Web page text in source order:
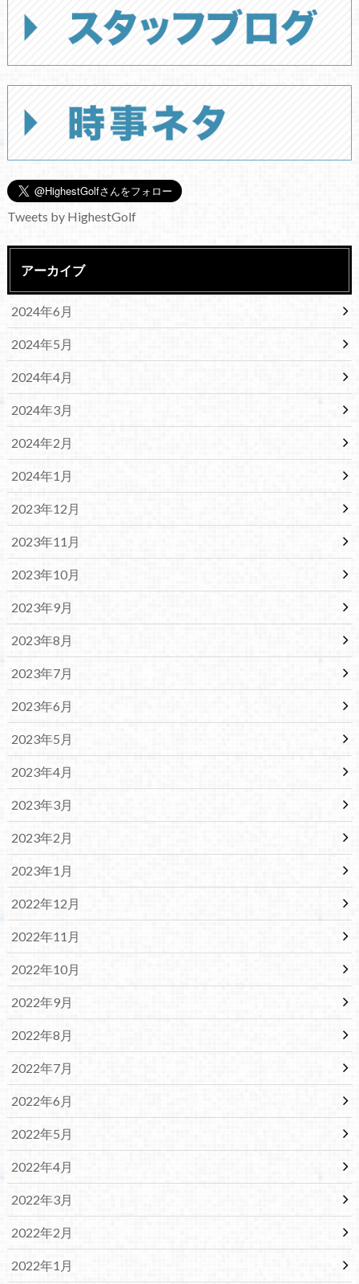
Tweets by HighestGolf
アーカイブ
2024年6月
2024年5月
2024年4月
2024年3月
2024年2月
2024年1月
2023年12月
2023年11月
2023年10月
2023年9月
2023年8月
2023年7月
2023年6月
2023年5月
2023年4月
2023年3月
2023年2月
2023年1月
2022年12月
2022年11月
2022年10月
2022年9月
2022年8月
2022年7月
2022年6月
2022年5月
2022年4月
2022年3月
2022年2月
2022年1月